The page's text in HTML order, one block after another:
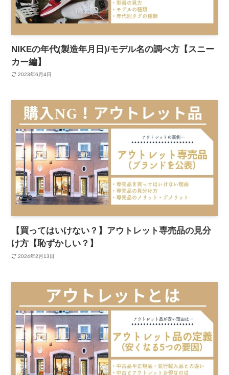
NIKEの年代(製造年月日)/モデル名の調べ方【スニー
カー編】
2023年6月4日
【買ってはいけない？】アウトレット専売品の見分
け方【恥ずかしい？】
2024年2月13日